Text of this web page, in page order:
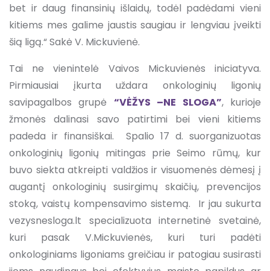
bet ir daug finansinių išlaidų, todėl padėdami vieni
kitiems mes galime jaustis saugiau ir lengviau įveikti
šią ligą.“ Sakė V. Mickuvienė.
Tai ne vienintelė Vaivos Mickuvienės iniciatyva.
Pirmiausiai įkurta uždara onkologinių ligonių
savipagalbos grupė “VĖŽYS –NE SLOGA”, kurioje
žmonės dalinasi savo patirtimi bei vieni kitiems
padeda ir finansiškai. Spalio 17 d. suorganizuotas
onkologinių ligonių mitingas prie Seimo rūmų, kur
buvo siekta atkreipti valdžios ir visuomenės dėmesį į
augantį onkologinių susirgimų skaičių, prevencijos
stoką, vaistų kompensavimo sistemą. Ir jau sukurta
vezysnesloga.lt specializuota internetinė svetainė,
kuri pasak V.Mickuvienės, kuri turi padėti
onkologiniams ligoniams greičiau ir patogiau susirasti